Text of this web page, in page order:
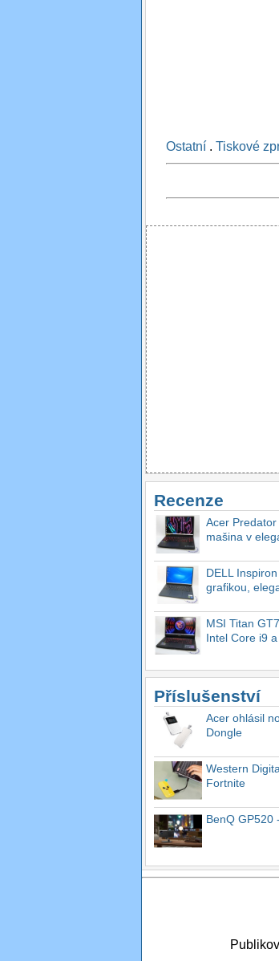
Ostatní . Tiskové
Recenze
Acer
mašina v
DELL
grafikou,
MSI Titan
Intel Core i9
Příslušenství
Acer ohlásil
Dongle
Western
Fortnite
BenQ GP520